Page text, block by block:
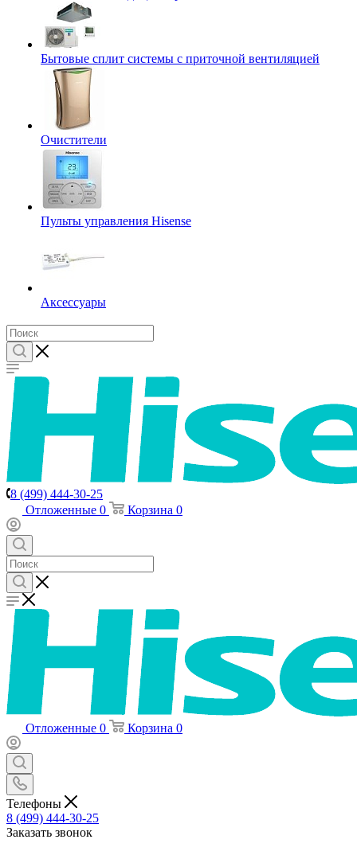
Бытовые сплит системы с приточной вентиляцией
Очистители
Пульты управления Hisense
Аксессуары
8 (499) 444-30-25
Отложенные 0 Корзина 0
Отложенные 0 Корзина 0
Телефоны
8 (499) 444-30-25
Заказать звонок